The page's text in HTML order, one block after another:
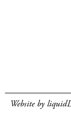
Website by